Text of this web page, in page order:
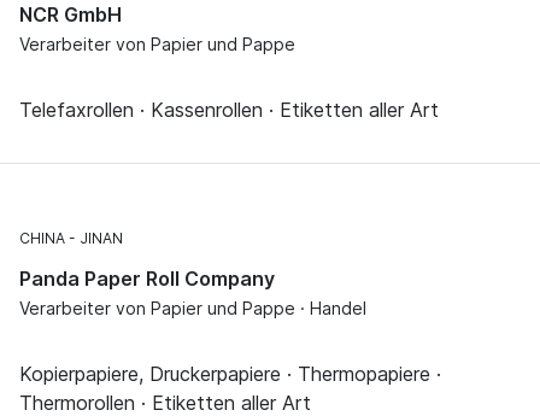
NCR GmbH
Verarbeiter von Papier und Pappe
Telefaxrollen · Kassenrollen · Etiketten aller Art
CHINA JINAN
Panda Paper Roll Company
Verarbeiter von Papier und Pappe · Handel
Kopierpapiere, Druckerpapiere · Thermopapiere ·
Thermorollen · Etiketten aller Art